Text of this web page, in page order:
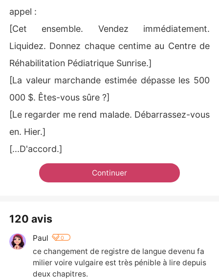
appel :
[Cet ensemble. Vendez immédiatement.
Liquidez. Donnez chaque centime au Centre de
Réhabilitation Pédiatrique Sunrise.]
[La valeur marchande estimée dépasse les 500
000 $. Êtes-vous sûre ?]
[Le regarder me rend malade. Débarrassez-vous
en. Hier.]
[...D'accord.]
Continuer
120 avis
Paul 0
ce changement de registre de langue devenu fa
milier voire vulgaire est très pénible à lire depuis
deux chapitres.